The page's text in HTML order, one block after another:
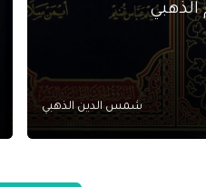
الذهبي
شمس الدين الذهبي